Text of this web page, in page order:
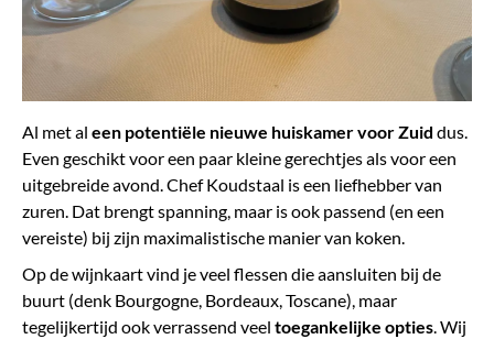
Al met al een potentiële nieuwe huiskamer voor Zuid dus.
Even geschikt voor een paar kleine gerechtjes als voor een
uitgebreide avond. Chef Koudstaal is een liefhebber van
zuren. Dat brengt spanning, maar is ook passend (en een
vereiste) bij zijn maximalistische manier van koken.
Op de wijnkaart vind je veel flessen die aansluiten bij de
buurt (denk Bourgogne, Bordeaux, Toscane), maar
tegelijkertijd ook verrassend veel toegankelijke opties. Wij